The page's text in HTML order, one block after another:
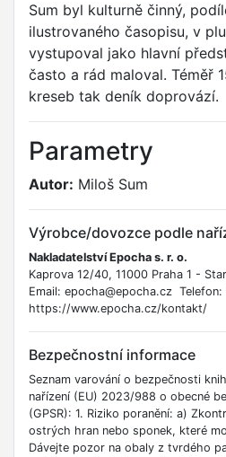
Sum byl kulturně činný,
ilustrovaného časopisu, v
vystupoval jako hlavní
často a rád maloval. Téměř
kreseb tak deník doprovází.
Parametry
Autor: Miloš Sum
Výrobce/dovozce podle
Nakladatelství Epocha s. r. o.
Kaprova 12/40, 11000 Praha 1 -
Email: epocha@epocha.cz Telefon:
https://www.epocha.cz/kontakt/
Bezpečnostní informace
Seznam varování o bezpečnosti
nařízení (EU) 2023/988 o obecné
(GPSR): 1. Riziko poranění: a)
ostrých hran nebo sponek, které
Dávejte pozor na obaly z tvrdého